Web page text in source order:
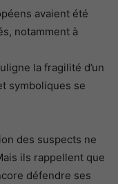
avaient été
notamment à
la fragilité d’un
symboliques se
des suspects ne
ils rappellent que
défendre ses